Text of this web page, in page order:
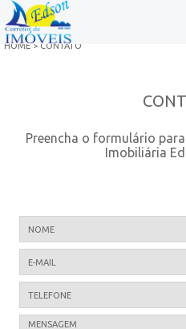
HOME> CONTATO
Preencha o formulário
Imobiliária